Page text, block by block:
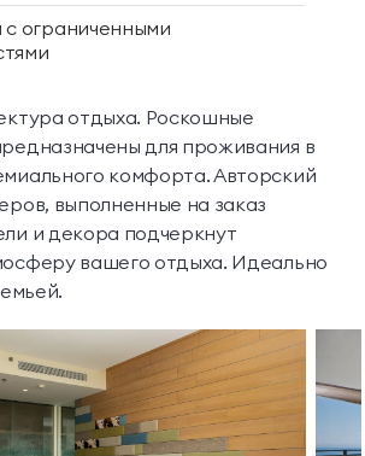
ограниченными
отдыха. Роскошные
для проживания в
комфорта. Авторский
выполненные на заказ
и декора подчеркнут
вашего отдыха. Идеально